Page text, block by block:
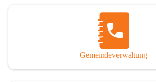
Von 1971 bis 1991 gehörte Wörterberg zur
Ollersdorf. Durch den Einsatz von
wurde Wörterberg 1991 wieder eine
Gemeindeverwaltung